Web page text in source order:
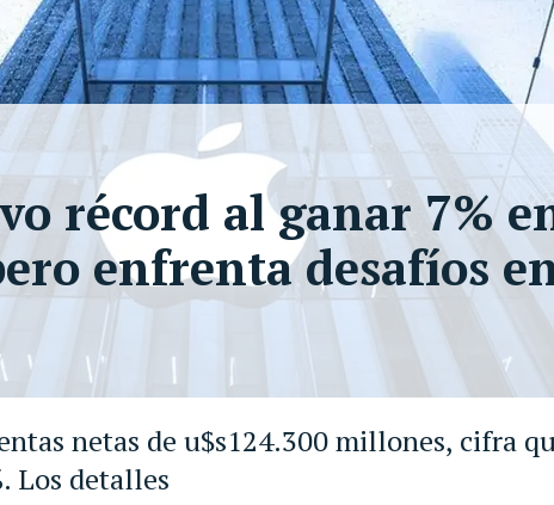
netas de u$s124.300 millones, cifra
Los detalles
récord al ganar 7%
enfrenta desafíos